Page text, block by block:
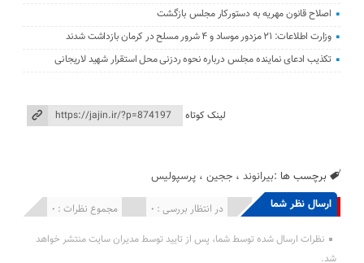
اصلاح قانون مهریه به دستورکار مجلس بازگشت
وزارت اطلاعات: ۲۱ مزدور موساد و ۴ شرور مسلح در کرمان بازداشت شدند
تکذیب ادعای نماینده مجلس درباره نحوه ردزنی محل استقرار شهید لاریجانی
لینک کوتاه
برچسب ها :بیرانوند ،ججین ،پرسپولیس
ارسال نظر شما مجموع نظرات : 0 در انتظار بررسی : 0 انتشار یافته : 0
نظرات ارسال شده توسط شما، پس از تایید توسط مدیران سایت منتشر خواهد
شد.